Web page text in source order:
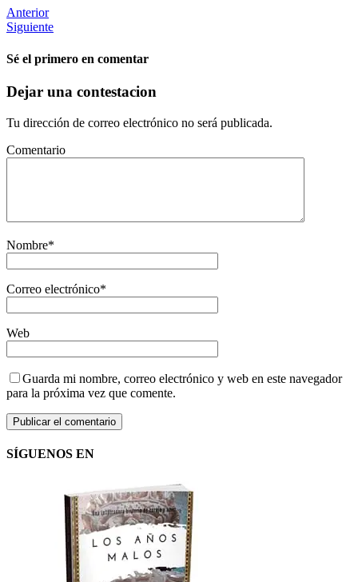
Anterior
Siguiente
Sé el primero en comentar
Dejar una contestacion
Tu dirección de correo electrónico no será publicada.
Comentario
Nombre*
Correo electrónico*
Web
Guarda mi nombre, correo electrónico y web en este navegador
para la próxima vez que comente.
SÍGUENOS EN